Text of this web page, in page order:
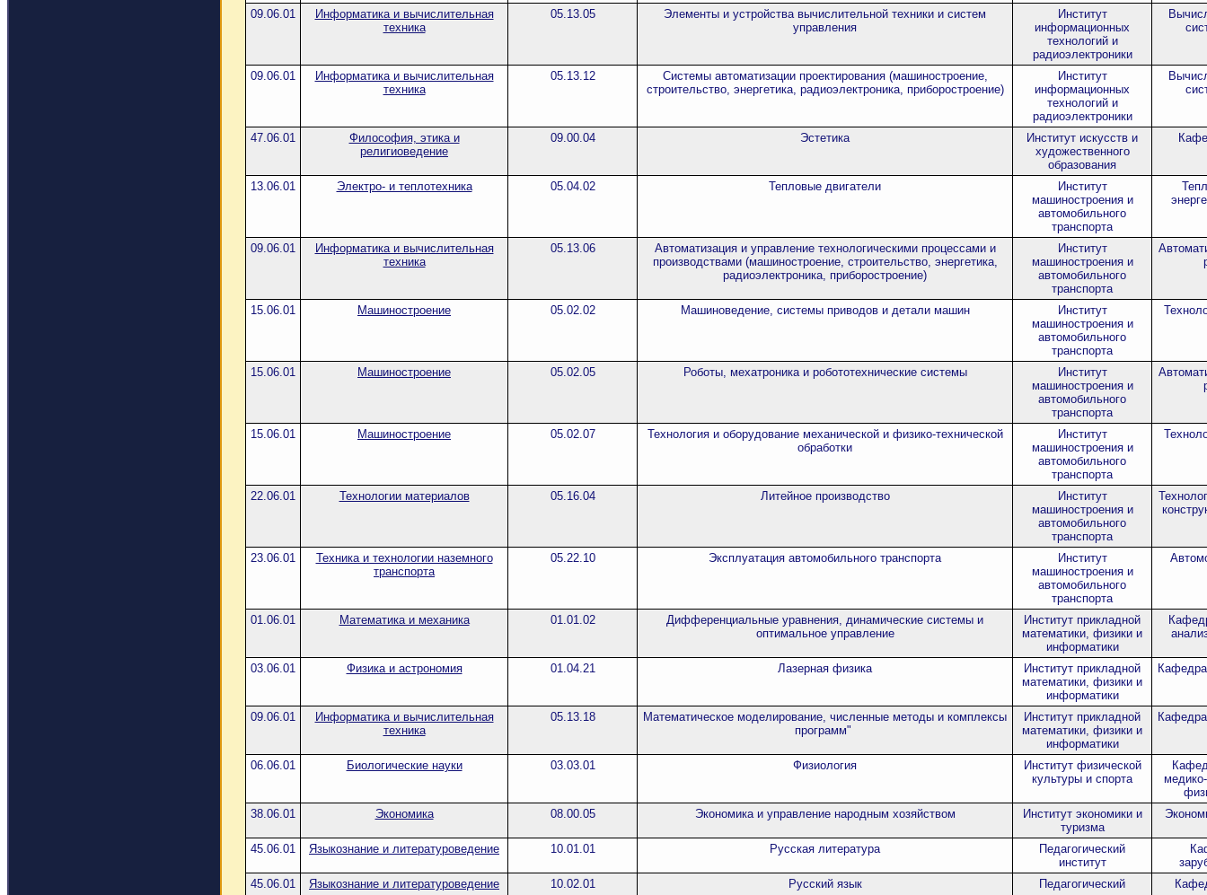
09.06.01
Информатика и вычислительная
техника
05.13.05
Элементы и устройства вычислительной техники и систем
управления
Институт
информационных
технологий и
радиоэлектроники
09.06.01
Информатика и вычислительная
техника
05.13.12
Системы автоматизации проектирования (машиностроение,
строительство, энергетика, радиоэлектроника, приборостроение)
Институт
информационных
технологий и
радиоэлектроники
47.06.01
Философия, этика и
религиоведение
09.00.04 Эстетика
Институт искусств и
художественного
образования
13.06.01 Электро- и теплотехника 05.04.02 Тепловые двигатели
Институт
машиностроения и
автомобильного
транспорта
09.06.01
Информатика и вычислительная
техника
05.13.06
Автоматизация и управление технологическими процессами и
производствами (машиностроение, строительство, энергетика,
радиоэлектроника, приборостроение)
Институт
машиностроения и
автомобильного
транспорта
15.06.01 Машиностроение 05.02.02 Машиноведение, системы приводов и детали машин
Институт
машиностроения и
автомобильного
транспорта
15.06.01 Машиностроение 05.02.05 Роботы, мехатроника и робототехнические системы
Институт
машиностроения и
автомобильного
транспорта
15.06.01 Машиностроение 05.02.07
Технология и оборудование механической и физико-технической
обработки
Институт
машиностроения и
автомобильного
транспорта
22.06.01 Технологии материалов 05.16.04 Литейное производство
Институт
машиностроения и
автомобильного
транспорта
23.06.01
Техника и технологии наземного
транспорта
05.22.10 Эксплуатация автомобильного транспорта
Институт
машиностроения и
автомобильного
транспорта
01.06.01 Математика и механика 01.01.02
Дифференциальные уравнения, динамические системы и
оптимальное управление
Институт прикладной
математики, физики и
информатики
03.06.01 Физика и астрономия 01.04.21 Лазерная физика
Институт прикладной
математики, физики и
информатики
09.06.01
Информатика и вычислительная
техника
05.13.18
Математическое моделирование, численные методы и комплексы
программ"
Институт прикладной
математики, физики и
информатики
06.06.01 Биологические науки 03.03.01 Физиология
Институт физической
культуры и спорта
38.06.01
Экономика 08.00.05 Экономика и управление народным хозяйством
Институт экономики и
туризма
45.06.01 Языкознание и литературоведение 10.01.01 Русская литература
Педагогический
институт
45.06.01
Языкознание и литературоведение 10.02.01 Русский язык
Педагогический